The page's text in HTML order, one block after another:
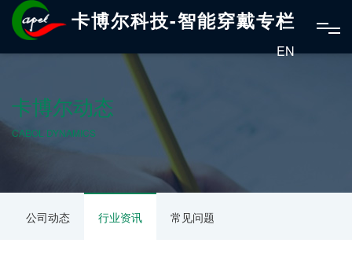
卡博尔科技-智能穿戴专栏
EN
卡博尔动态
CABOL DYNAMICS
公司动态 行业资讯 常见问题